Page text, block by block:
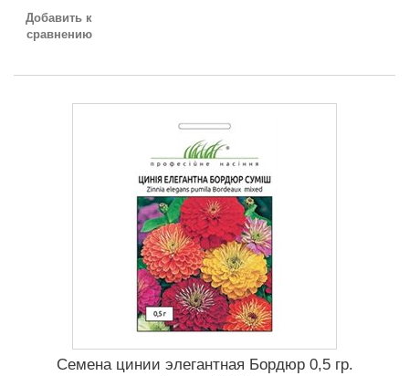
Добавить к
сравнению
Семена цинии элегантная Бордюр 0,5 гр.